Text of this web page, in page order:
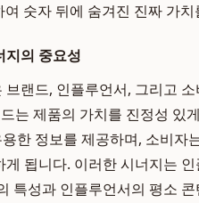
숫자 뒤에 숨겨진 진짜 가
지의 중요성
랜드, 인플루언서, 그리고
는 제품의 가치를 진정성 있
한 정보를 제공하며, 소비자
됩니다. 이러한 시너지는
특성과 인플루언서의 평소